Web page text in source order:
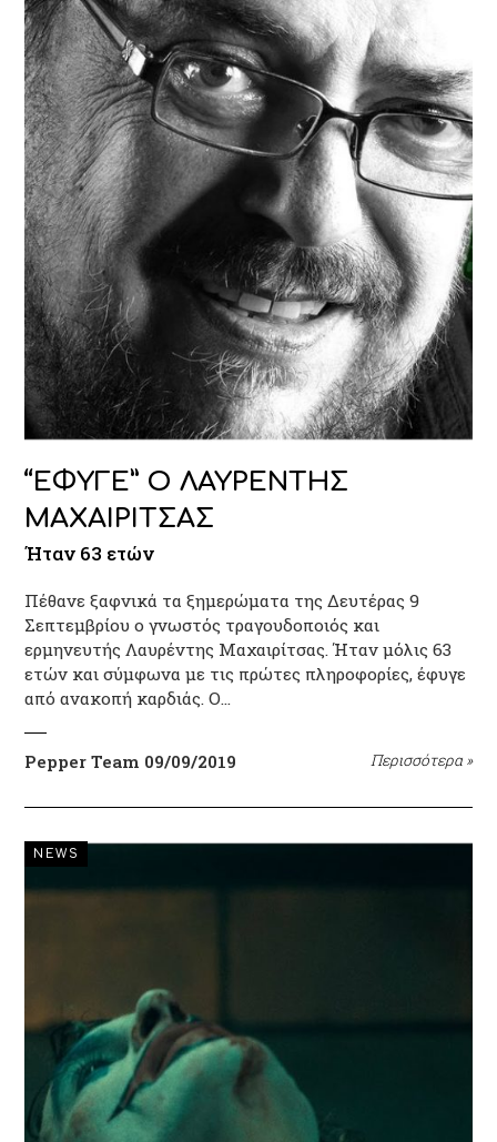
“ΕΦΥΓΕ” Ο ΛΑΥΡΕΝΤΗΣ
ΜΑΧΑΙΡΙΤΣΑΣ
Ήταν 63 ετών
Πέθανε ξαφνικά τα ξημερώματα της Δευτέρας 9
Σεπτεμβρίου ο γνωστός τραγουδοποιός και
ερμηνευτής Λαυρέντης Μαχαιρίτσας. Ήταν μόλις 63
ετών και σύμφωνα με τις πρώτες πληροφορίες, έφυγε
από ανακοπή καρδιάς. Ο…
Pepper Team 09/09/2019 Περισσότερα »
NEWS